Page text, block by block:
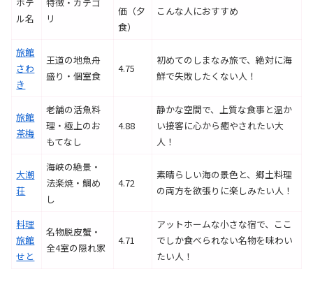
ル名
リ
価（夕
食）
こんな人におすすめ
旅館
さわ
き
王道の地魚舟
盛り・個室食
4.75
初めてのしまなみ旅で、絶対に海
鮮で失敗したくない人！
旅館
茶梅
老舗の活魚料
理・極上のお
もてなし
4.88
静かな空間で、上質な食事と温か
い接客に心から癒やされたい大
人！
大潮
荘
海峡の絶景・
法楽焼・鯛め
し
4.72
素晴らしい海の景色と、郷土料理
の両方を欲張りに楽しみたい人！
料理
旅館
せと
名物脱皮蟹・
全4室の隠れ家
4.71
アットホームな小さな宿で、ここ
でしか食べられない名物を味わい
たい人！